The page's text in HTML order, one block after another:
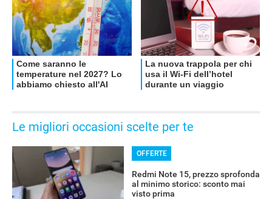
Le migliori occasioni scelte per te
OFFERTE
Redmi Note 15, prezzo sprofonda
al minimo storico: sconto mai
visto prima